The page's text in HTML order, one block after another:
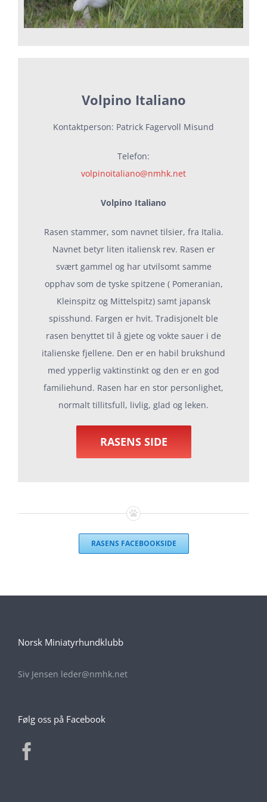
Volpino Italiano
Kontaktperson: Patrick Fagervoll Misund
Telefon:
volpinoitaliano@nmhk.net
Volpino Italiano
Rasen stammer, som navnet tilsier, fra Italia.
Navnet betyr liten italiensk rev. Rasen er
svært gammel og har utvilsomt samme
opphav som de tyske spitzene ( Pomeranian,
Kleinspitz og Mittelspitz) samt japansk
spisshund. Fargen er hvit. Tradisjonelt ble
rasen benyttet til å gjete og vokte sauer i de
italienske fjellene. Den er en habil brukshund
med ypperlig vaktinstinkt og den er en god
familiehund. Rasen har en stor personlighet,
normalt tillitsfull, livlig, glad og leken.
RASENS SIDE
RASENS FACEBOOKSIDE
Norsk Miniatyrhundklubb
Siv Jensen leder@nmhk.net
Følg oss på Facebook